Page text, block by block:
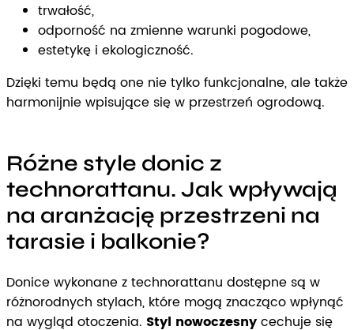
trwałość,
odporność na zmienne warunki pogodowe,
estetykę i ekologiczność.
Dzięki temu będą one nie tylko funkcjonalne, ale także
harmonijnie wpisujące się w przestrzeń ogrodową.
Różne style donic z
technorattanu. Jak wpływają
na aranżację przestrzeni na
tarasie i balkonie?
Donice wykonane z technorattanu dostępne są w
różnorodnych stylach, które mogą znacząco wpłynąć
na wygląd otoczenia. Styl nowoczesnycechuje się